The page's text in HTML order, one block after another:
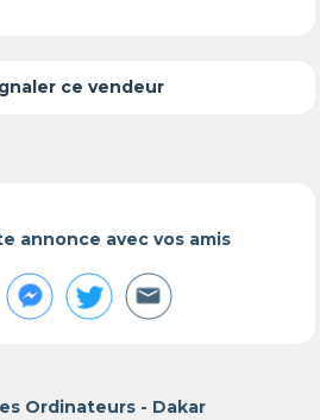
ce vendeur
annonce avec vos amis
Ordinateurs - Dakar